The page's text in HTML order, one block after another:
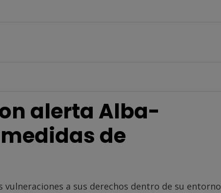
alerta Alba-
de
a sus derechos dentro de su entorno